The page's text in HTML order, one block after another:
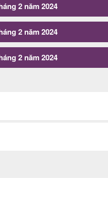
2 năm 2024
2 năm 2024
2 năm 2024